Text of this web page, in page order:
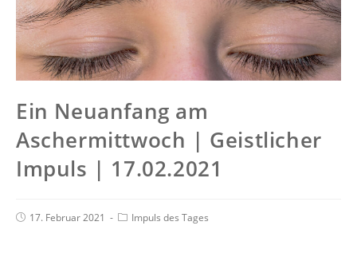
Ein Neuanfang am
Aschermittwoch | Geistlicher
Impuls | 17.02.2021
17. Februar 2021 Impuls des Tages